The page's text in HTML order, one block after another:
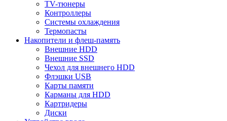
TV-тюнеры
Контроллеры
Системы охлаждения
Термопасты
Накопители и флеш-память
Внешние HDD
Внешние SSD
Чехол для внешнего HDD
Флэшки USB
Карты памяти
Карманы для HDD
Картридеры
Диски